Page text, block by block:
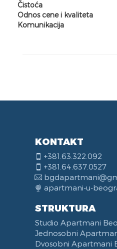
Čistoća
Odnos cene i kvaliteta
Komunikacija
KONTAKT
+381.63.322.092
+381.64.637.0527
apartmani-u-
STRUKTURA
Studio Apartmani
Jednosobni
Dvosobni Apartmani